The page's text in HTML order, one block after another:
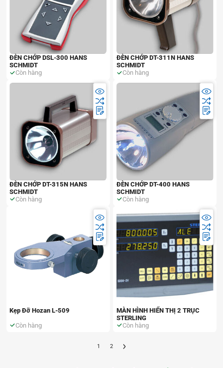
ĐÈN CHỚP DSL-300 HANS
SCHMIDT
Còn hàng
ĐÈN CHỚP DT-311N HANS
SCHMIDT
Còn hàng
ĐÈN CHỚP DT-315N HANS
SCHMIDT
Còn hàng
ĐÈN CHỚP DT-400 HANS
SCHMIDT
Còn hàng
Kẹp Đỡ Hozan L-509
Còn hàng
MÀN HÌNH HIỂN THỊ 2 TRỤC
STERLING
Còn hàng
1 2